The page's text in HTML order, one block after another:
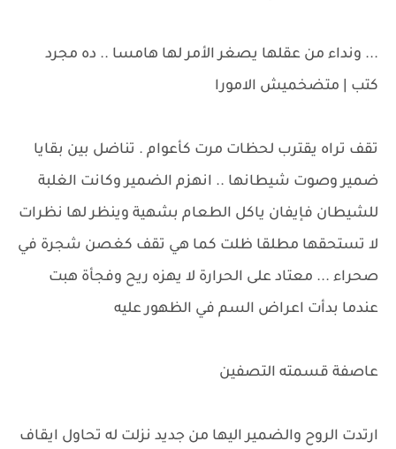
... ونداء من عقلها يصغر الأمر لها هامسا .. ده مجرد
كتب | متضخميش الامورا
تقف تراه يقترب لحظات مرت كأعوام . تناضل بين بقايا
ضمير وصوت شيطانها .. انهزم الضمير وكانت الغلبة
للشيطان فإيفان ياكل الطعام بشهية وينظر لها نظرات
لا تستحقها مطلقا ظلت كما هي تقف كغصن شجرة في
صحراء ... معتاد على الحرارة لا يهزه ريح وفجأة هبت
عندما بدأت اعراض السم في الظهور عليه
عاصفة قسمته التصفين
ارتدت الروح والضمير اليها من جديد نزلت له تحاول ايقاف